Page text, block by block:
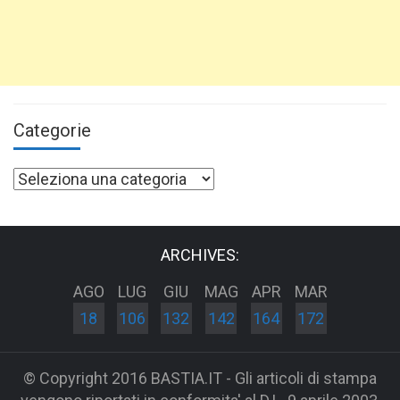
Categorie
Categorie
ARCHIVES:
AGO
18
LUG
106
GIU
132
MAG
142
APR
164
MAR
172
© Copyright 2016 BASTIA.IT - Gli articoli di stampa